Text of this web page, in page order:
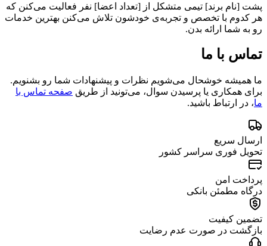
پشت [نام برند] تیمی متشکل از [تعداد اعضا] نفر فعالیت می‌کنن که
هر کدوم با تخصص و تجربه‌ی خودشون تلاش می‌کنن بهترین خدمات
رو به شما ارائه بدن.
تماس با ما
ما همیشه خوشحال می‌شویم نظرات و پیشنهادات شما رو بشنویم.
برای همکاری یا پرسیدن سوال، می‌تونید از طریق صفحه تماس با
ما، در ارتباط باشید.
ارسال سریع
تحویل فوری سراسر کشور
پرداخت امن
درگاه مطمئن بانکی
تضمین کیفیت
بازگشت در صورت عدم رضایت